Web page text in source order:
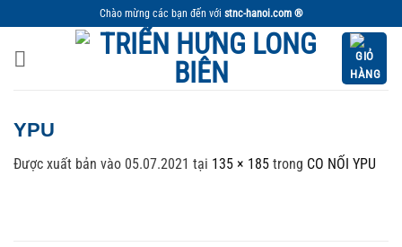
qua
nội
Chào mừng các bạn đến với stnc-hanoi.com ®
YPU
Được xuất bản vào 05.07.2021 tại 135 × 185 trong CO NỐI YPU